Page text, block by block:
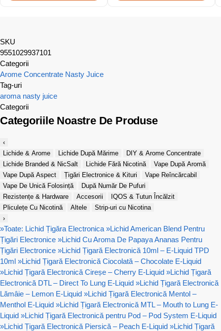
SKU
9551029937101
Categorii
Arome Concentrate Nasty Juice
Tag-uri
aroma nasty juice
Categorii
Categoriile Noastre De Produse
‹
Lichide & Arome
Lichide După Mărime
DIY & Arome Concentrate
Lichide Branded & NicSalt
Lichide Fără Nicotină
Vape După Aromă
Vape După Aspect
Țigări Electronice & Kituri
Vape Reîncărcabil
Vape De Unică Folosință
După Număr De Pufuri
Rezistențe & Hardware
Accesorii
IQOS & Tutun Încălzit
Pliculețe Cu Nicotină
Altele
Strip-uri cu Nicotina
›
»Toate: Lichid Țigăra Electronica »Lichid American Blend Pentru
Țigări Electronice »Lichid Cu Aroma De Papaya Ananas Pentru
Țigări Electronice »Lichid Țigară Electronică 10ml – E-Liquid TPD
10ml »Lichid Țigară Electronică Ciocolată – Chocolate E-Liquid
»Lichid Țigară Electronică Cireșe – Cherry E-Liquid »Lichid Țigară
Electronică DTL – Direct To Lung E-Liquid »Lichid Țigară Electronică
Lămâie – Lemon E-Liquid »Lichid Țigară Electronică Mentol –
Menthol E-Liquid »Lichid Țigară Electronică MTL – Mouth to Lung E-
Liquid »Lichid Țigară Electronică pentru Pod – Pod System E-Liquid
»Lichid Țigară Electronică Piersică – Peach E-Liquid »Lichid Țigară